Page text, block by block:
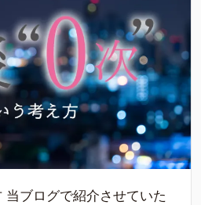
当ブログで紹介させていた